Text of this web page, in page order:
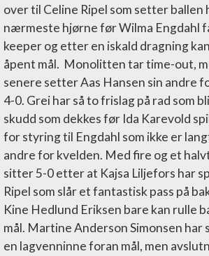
over til Celine Ripel som setter ballen
nærmeste hjørne før Wilma Engdahl
keeper og etter en iskald dragning
åpent mål. Monolitten tar time-out,
senere setter Aas Hansen sin andre
4-0. Grei har så to frislag på rad som
skudd som dekkes før Ida Karevold
for styring til Engdahl som ikke er
andre for kvelden. Med fire og et
sitter 5-0 etter at Kajsa Liljefors har
Ripel som slår et fantastisk pass på
Kine Hedlund Eriksen bare kan rulle
mål. Martine Anderson Simonsen har
en lagvenninne foran mål, men